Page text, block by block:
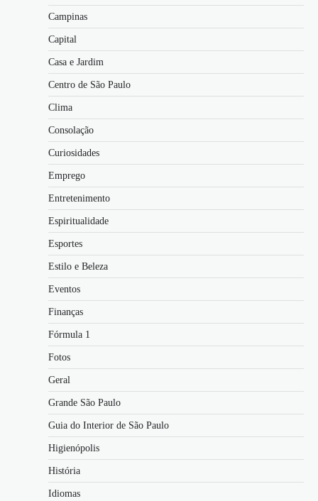
Campinas
Capital
Casa e Jardim
Centro de São Paulo
Clima
Consolação
Curiosidades
Emprego
Entretenimento
Espiritualidade
Esportes
Estilo e Beleza
Eventos
Finanças
Fórmula 1
Fotos
Geral
Grande São Paulo
Guia do Interior de São Paulo
Higienópolis
História
Idiomas